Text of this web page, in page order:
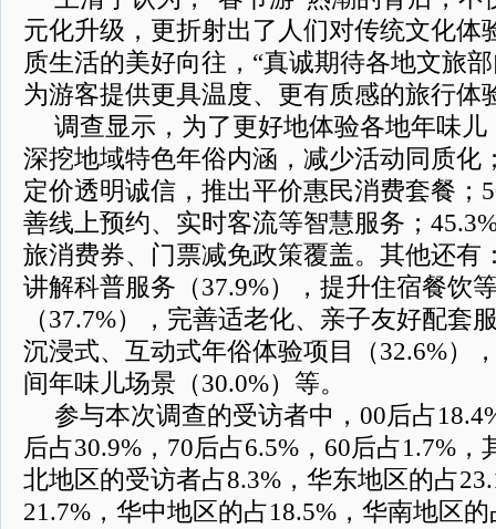
元化升级，更折射出了人们对传统文化体
质生活的美好向往，“真诚期待各地文旅
为游客提供更具温度、更有质感的旅行体
调查显示，为了更好地体验各地年味儿
深挖地域特色年俗内涵，减少活动同质化
定价透明诚信，推出平价惠民消费套餐；
善线上预约、实时客流等智慧服务；
旅消费券、门票减免政策覆盖。其他还有
讲解科普服务（37.9%），提升住宿餐饮
（37.7%），完善适老化、亲子友好配套
沉浸式、互动式年俗体验项目（32.6%）
间年味儿场景（30.0%）等。
参与本次调查的受访者中，00后占
后占30.9%，70后占6.5%，60后占1.7%
北地区的受访者占8.3%，华东地区的占
21.7%，华中地区的占18.5%，华南地区